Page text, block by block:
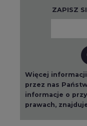
ZAPISZ
Więcej
przez nas
informacje o
prawach,